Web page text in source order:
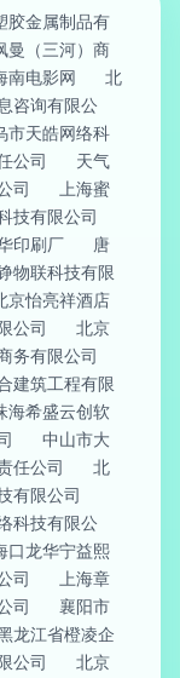
胶金属制品有
曼（三河）商
南电影网
北
咨询有限公
市天皓网络科
公司
天气
司
上海蜜
技有限公司
印刷厂
唐
物联科技有限
京怡亮祥酒店
公司
北京
务有限公司
建筑工程有限
海希盛云创软
中山市大
任公司
北
有限公司
科技有限公
口龙华宁益熙
司
上海章
司
襄阳市
龙江省橙凌企
公司
北京